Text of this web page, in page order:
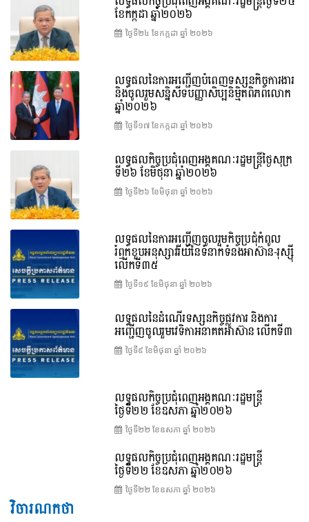
ខែកក្កដា ឆ្នាំ២០២៦
ថ្ងៃទី២៤ ខែ​កក្កដា ឆ្នាំ ២០២៦
លទ្ធផលនៃការអញ្ជើញបំពេញទស្សនកិច្ចការងារ
និងចូលរួមសន្និសីទបញ្ញាសិប្បនិម្មិតពិភពលោក
ឆ្នាំ២០២៦
ថ្ងៃទី១៧ ខែ​កក្កដា ឆ្នាំ ២០២៦
លទ្ធផលកិច្ចប្រជុំពេញអង្គគណៈរដ្ឋមន្រ្តីថ្ងៃសុក្រ
ទី២៦ ខែមិថុនា ឆ្នាំ២០២៦
ថ្ងៃទី២៦ ខែ​មិថុនា ឆ្នាំ ២០២៦
លទ្ធផលនៃការអញ្ជើញចូលរួមកិច្ចប្រជុំកំពូល
រំឭកខួបអនុស្សាវរីយ៍នៃទំនាក់ទំនងអាស៊ាន-រុស្ស៊ី
លើកទី៣៥
ថ្ងៃទី១៩ ខែ​មិថុនា ឆ្នាំ ២០២៦
លទ្ធផលនៃដំណើរទស្សនកិច្ចផ្លូវការ និងការ
អញ្ជើញចូលរួមវេទិកាអនាគតអាស៊ាន លើកទី៣
ថ្ងៃទី៩ ខែ​មិថុនា ឆ្នាំ ២០២៦
លទ្ធផលកិច្ចប្រជុំពេញអង្គគណៈរដ្ឋមន្ត្រី
ថ្ងៃទី២២ ខែឧសភា ឆ្នាំ២០២៦
ថ្ងៃទី២២ ខែ​ឧសភា ឆ្នាំ ២០២៦
លទ្ធផលកិច្ចប្រជុំពេញអង្គគណៈរដ្ឋមន្រ្តី
ថ្ងៃទី២២ ខែឧសភា ឆ្នាំ២០២៦
ថ្ងៃទី២២ ខែ​ឧសភា ឆ្នាំ ២០២៦
វិចារណកថា